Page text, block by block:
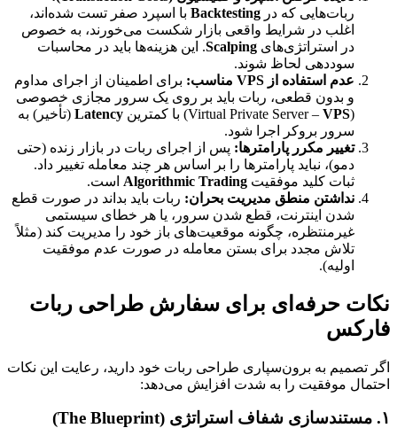
ربات‌هایی که در Backtesting با اسپرد صفر تست شده‌اند،
اغلب در شرایط واقعی بازار شکست می‌خورند، به خصوص
در استراتژی‌های Scalping. این هزینه‌ها باید در محاسبات
سوددهی لحاظ شوند.
عدم استفاده از VPS مناسب:
برای اطمینان از اجرای مداوم
و بدون قطعی، ربات باید بر روی یک سرور مجازی خصوصی
(Virtual Private Server –
VPS ) با کمترین Latency (تأخیر) به
سرور بروکر اجرا شود.
تغییر مکرر پارامترها: پس از اجرای ربات در بازار زنده (حتی
دمو)، نباید پارامترها را بر اساس هر چند معامله تغییر داد.
ثبات کلید موفقیت Algorithmic Trading است.
نداشتن منطق مدیریت بحران: ربات باید بداند در صورت قطع
شدن اینترنت، قطع شدن سرور، یا هر خطای سیستمی
غیرمنتظره، چگونه موقعیت‌های باز خود را مدیریت کند (مثلاً
تلاش مجدد برای بستن معامله در صورت عدم موفقیت
اولیه).
نکات حرفه‌ای برای سفارش طراحی ربات
فارکس
اگر تصمیم به برون‌سپاری طراحی ربات خود دارید، رعایت این نکات
احتمال موفقیت را به شدت افزایش می‌دهد:
۱. مستندسازی شفاف استراتژی (The Blueprint)